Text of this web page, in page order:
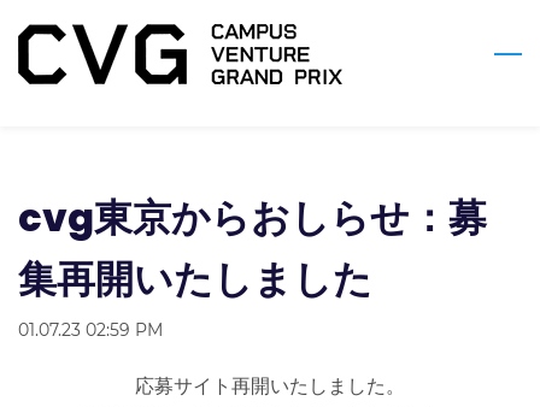
main
cvg東京からおしらせ：募
集再開いたしました
01.07.23 02:59 PM
応募サイト再開いたしました。